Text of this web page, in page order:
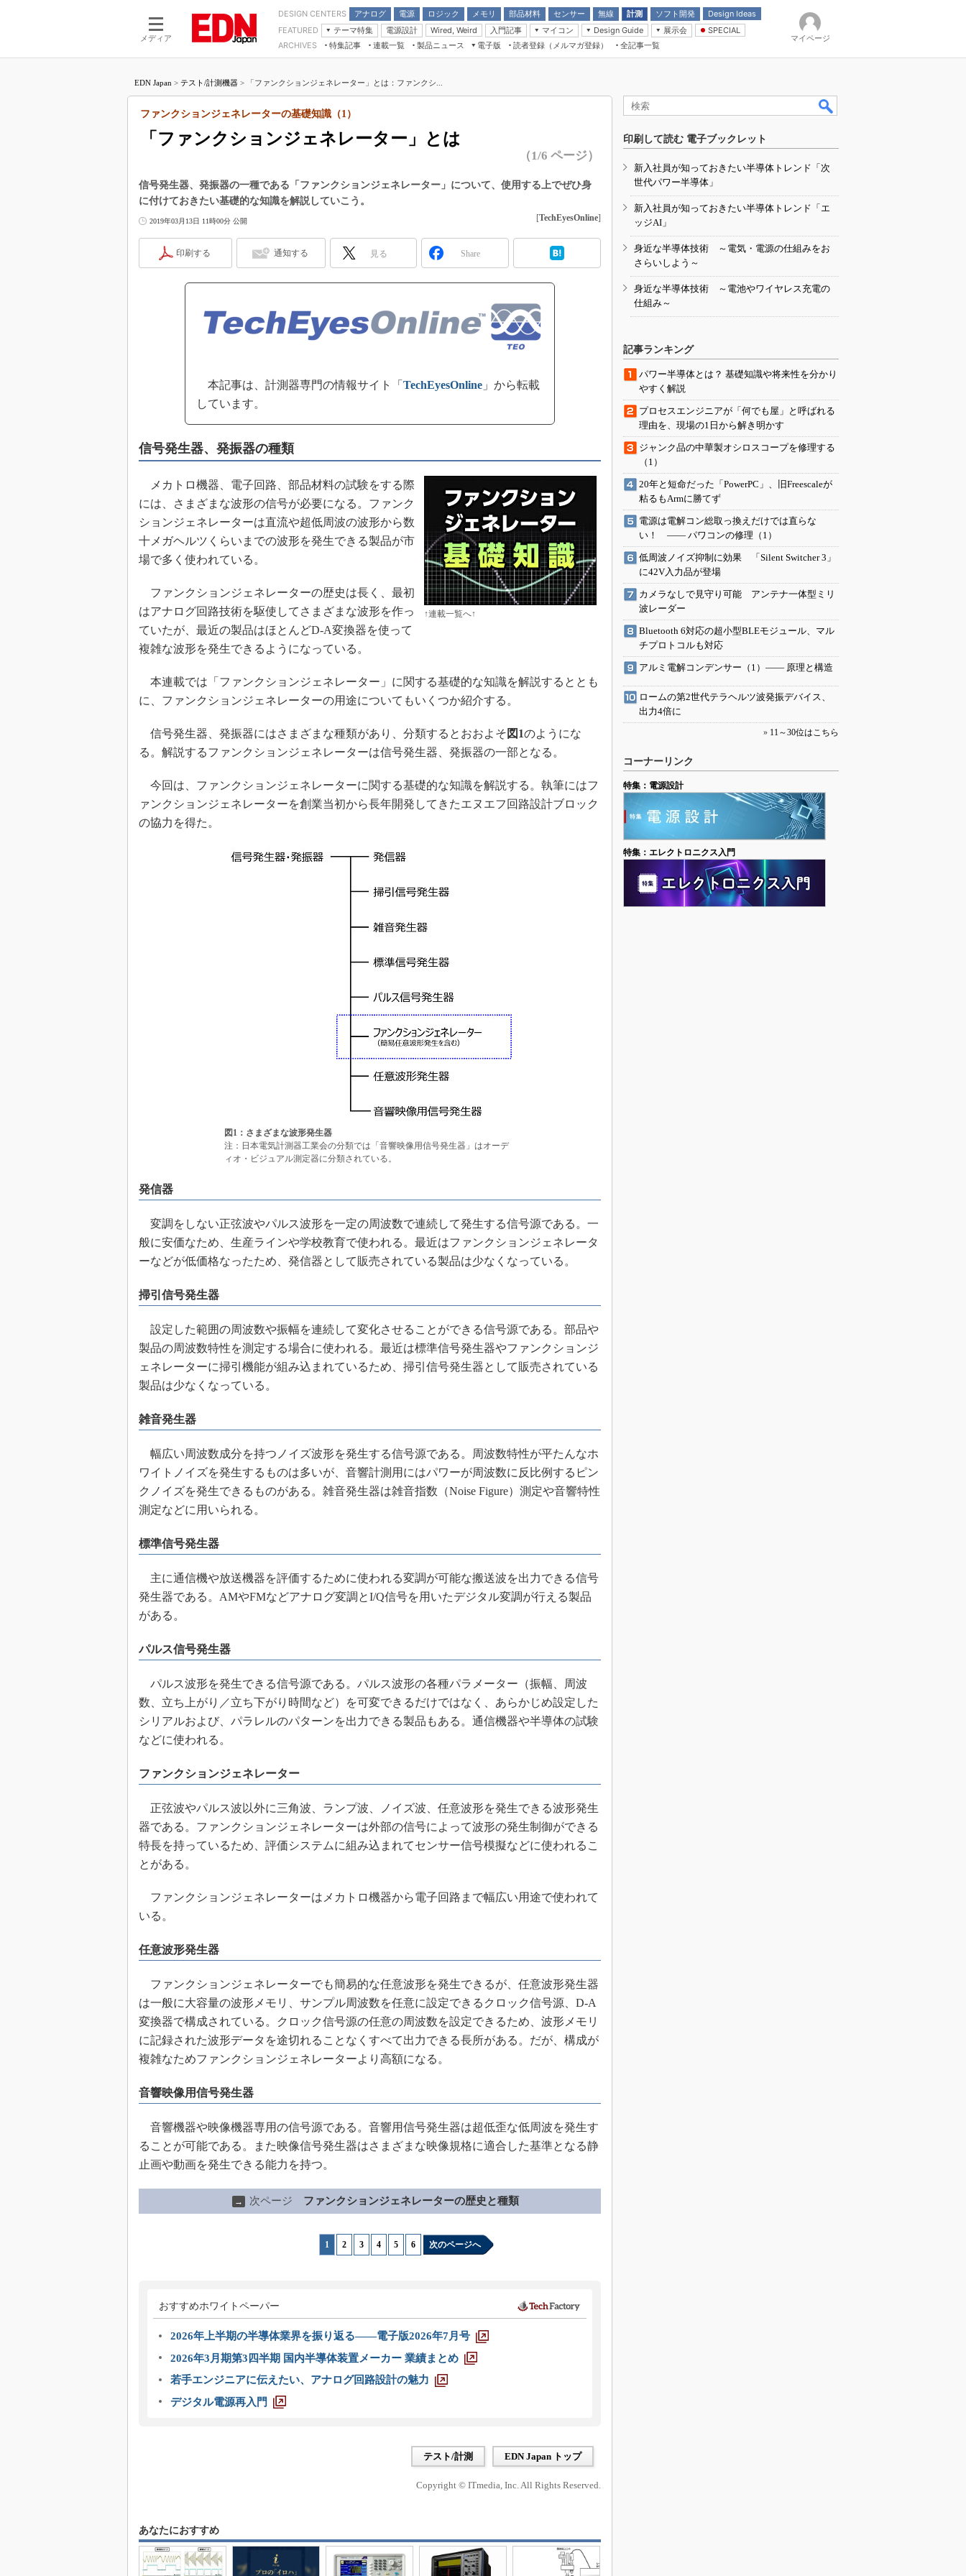
メディア
DESIGN CENTERS アナログ
電源
モーター
ロジック
LSI
メモリ
部品材料
受動部品
センサー 無線 計測 ソフト開発
Design Ideas
アナログ機能回路
計測とテスト
FEATURED
テーマ特集
つながるクルマ
エレクトロニクス入門
医療エレ（EE Times Japan）
製品解剖（EE Times Japan）
電源設計 Wired, Weird
入門記事
モーター入門
マイコン
マイコン講座
Design Guide
計測機器
展示会
CEATEC
組込み/エッジコンピューティング展
AUTOMOTIVE WORLD
SPECIAL
Microchip情報
ARCHIVES 特集記事
連載一覧
マイクロプロセッサ懐古録
中堅技術者に贈る電子部品“徹底”活
用講座
たった2つの式で始めるDC/DCコン
Wired, Weird
マイコン講座
Q&Aで学ぶマイコン講座
高速シリアル伝送技術講座
記録計／データロガーの基礎知識
ズ編
めざせ高効率！ モーター駆動入門講
「SPICEの仕組みとその活用設計」
最新記事一覧
計測器メーカーから見た5G
USB Type-Cの登場で評価試験はど
う変わる？
IoT時代の無線規格を知る【Thread
編】
IoT時代の無線規格を知る【Z-Wave
編】
製品ニュース
電子版
電子ブックレット
読者登録（メルマガ登録） 全記事一覧
マイページ
EDN Japan > テスト/計測機器 > 「ファンクションジェネレーター」とは：ファンクシ...
「ファンクションジェネレーター」とは
ファンクションジェネレーターの基礎知識（1）
（1/6 ページ）
信号発生器、発振器の一種である「ファンクションジェネレーター」について、使用する上でぜひ身
に付けておきたい基礎的な知識を解説していこう。
2019年03月13日 11時00分 公開 [TechEyesOnline]
印刷する 通知する 見る Share
本記事は、計測器専門の情報サイト「 TechEyesOnline 」から転載
しています。
信号発生器、発振器の種類
↑連載一覧へ↑
メカトロ機器、電子回路、部品材料の試験をする際
には、さまざまな波形の信号が必要になる。ファンク
ションジェネレーターは直流や超低周波の波形から数
十メガヘルツくらいまでの波形を発生できる製品が市
場で多く使われている。
ファンクションジェネレーターの歴史は長く、最初
はアナログ回路技術を駆使してさまざまな波形を作っ
ていたが、最近の製品はほとんどD-A変換器を使って
複雑な波形を発生できるようになっている。
本連載では「ファンクションジェネレーター」に関する基礎的な知識を解説するととも
に、ファンクションジェネレーターの用途についてもいくつか紹介する。
信号発生器、発振器にはさまざまな種類があり、分類するとおおよそ 図1のようにな
る。解説するファンクションジェネレーターは信号発生器、発振器の一部となる。
今回は、ファンクションジェネレーターに関する基礎的な知識を解説する。執筆にはフ
ァンクションジェネレーターを創業当初から長年開発してきたエヌエフ回路設計ブロック
の協力を得た。
図1：さまざまな波形発生器
注：日本電気計測器工業会の分類では「音響映像用信号発生器」はオーデ
ィオ・ビジュアル測定器に分類されている。
発信器
変調をしない正弦波やパルス波形を一定の周波数で連続して発生する信号源である。一
般に安価なため、生産ラインや学校教育で使われる。最近はファンクションジェネレータ
ーなどが低価格なったため、発信器として販売されている製品は少なくなっている。
掃引信号発生器
設定した範囲の周波数や振幅を連続して変化させることができる信号源である。部品や
製品の周波数特性を測定する場合に使われる。最近は標準信号発生器やファンクションジ
ェネレーターに掃引機能が組み込まれているため、掃引信号発生器として販売されている
製品は少なくなっている。
雑音発生器
幅広い周波数成分を持つノイズ波形を発生する信号源である。周波数特性が平たんなホ
ワイトノイズを発生するものは多いが、音響計測用にはパワーが周波数に反比例するピン
クノイズを発生できるものがある。雑音発生器は雑音指数（Noise Figure）測定や音響特性
測定などに用いられる。
標準信号発生器
主に通信機や放送機器を評価するために使われる変調が可能な搬送波を出力できる信号
発生器である。AMやFMなどアナログ変調とI/Q信号を用いたデジタル変調が行える製品
がある。
パルス信号発生器
パルス波形を発生できる信号源である。パルス波形の各種パラメーター（振幅、周波
数、立ち上がり／立ち下がり時間など）を可変できるだけではなく、あらかじめ設定した
シリアルおよび、パラレルのパターンを出力できる製品もある。通信機器や半導体の試験
などに使われる。
ファンクションジェネレーター
正弦波やパルス波以外に三角波、ランプ波、ノイズ波、任意波形を発生できる波形発生
器である。ファンクションジェネレーターは外部の信号によって波形の発生制御ができる
特長を持っているため、評価システムに組み込まれてセンサー信号模擬などに使われるこ
とがある。
ファンクションジェネレーターはメカトロ機器から電子回路まで幅広い用途で使われて
いる。
任意波形発生器
ファンクションジェネレーターでも簡易的な任意波形を発生できるが、任意波形発生器
は一般に大容量の波形メモリ、サンプル周波数を任意に設定できるクロック信号源、D-A
変換器で構成されている。クロック信号源の任意の周波数を設定できるため、波形メモリ
に記録された波形データを途切れることなくすべて出力できる長所がある。だが、構成が
複雑なためファンクションジェネレーターより高額になる。
音響映像用信号発生器
音響機器や映像機器専用の信号源である。音響用信号発生器は超低歪な低周波を発生す
ることが可能である。また映像信号発生器はさまざまな映像規格に適合した基準となる静
止画や動画を発生できる能力を持つ。
→ 次ページ ファンクションジェネレーターの歴史と種類
1 2 3 4 5 6 次のページへ
おすすめホワイトペーパー
2026年上半期の半導体業界を振り返る――電子版2026年7月号
2026年3月期第3四半期 国内半導体装置メーカー 業績まとめ
若手エンジニアに伝えたい、アナログ回路設計の魅力
デジタル電源再入門
テスト/計測 EDN Japan トップ
Copyright © ITmedia, Inc. All Rights Reserved.
あなたにおすすめ
印刷して読む 電子ブックレット
新入社員が知っておきたい半導体トレンド「次
世代パワー半導体」
新入社員が知っておきたい半導体トレンド「エ
ッジAI」
身近な半導体技術 ～電気・電源の仕組みをお
さらいしよう～
身近な半導体技術 ～電池やワイヤレス充電の
仕組み～
記事ランキング
パワー半導体とは？ 基礎知識や将来性を分かり
やすく解説
プロセスエンジニアが「何でも屋」と呼ばれる
理由を、現場の1日から解き明かす
ジャンク品の中華製オシロスコープを修理する
（1）
20年と短命だった「PowerPC」、旧Freescaleが
粘るもArmに勝てず
電源は電解コン総取っ換えだけでは直らな
い！ ―― パワコンの修理（1）
低周波ノイズ抑制に効果 「Silent Switcher 3」
に42V入力品が登場
カメラなしで見守り可能 アンテナ一体型ミリ
波レーダー
Bluetooth 6対応の超小型BLEモジュール、マル
チプロトコルも対応
アルミ電解コンデンサー（1）―― 原理と構造
ロームの第2世代テラヘルツ波発振デバイス、
出力4倍に
» 11～30位はこちら
コーナーリンク
特集：電源設計
特集：エレクトロニクス入門